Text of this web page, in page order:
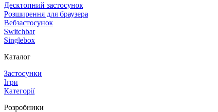
Десктопний застосунок
Розширення для браузера
Вебзастосунок
Switchbar
Singlebox
Каталог
Застосунки
Ігри
Категорії
Розробники